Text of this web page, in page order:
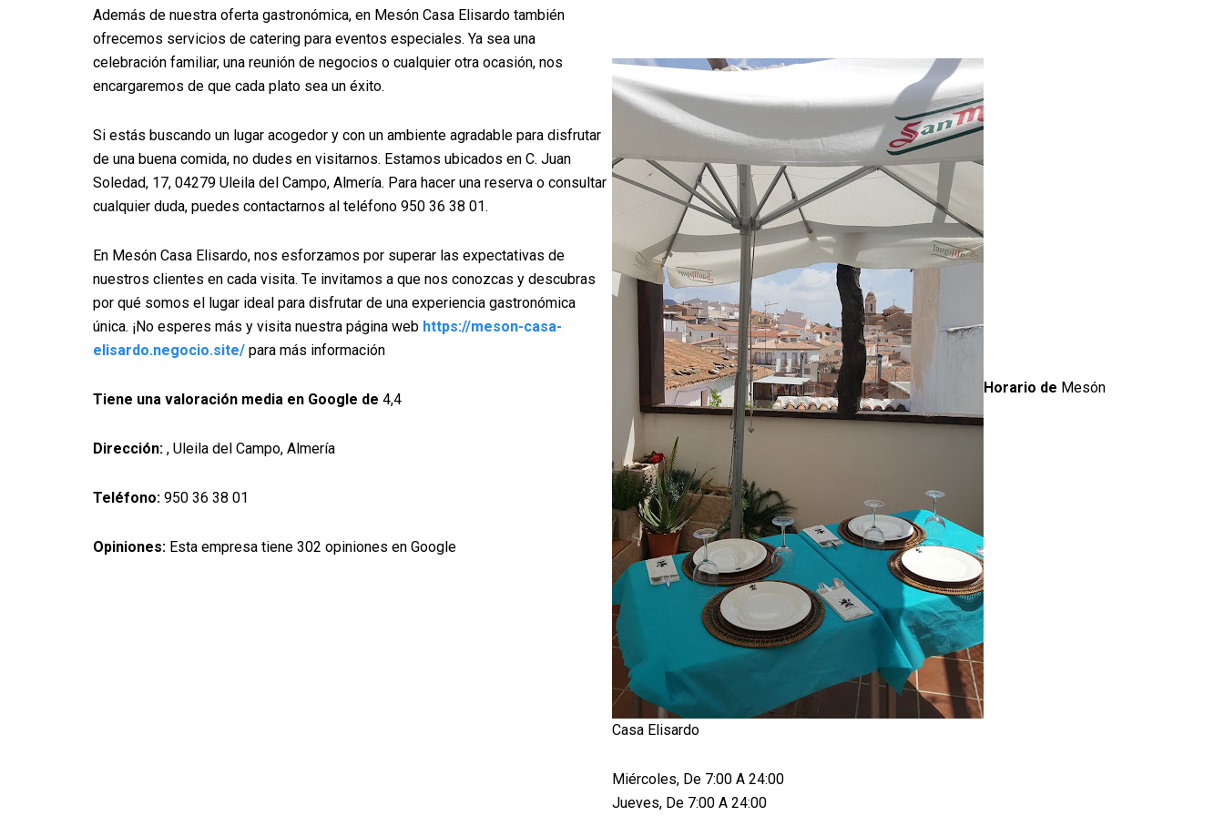
Además de nuestra oferta gastronómica, en Mesón Casa Elisardo también
ofrecemos servicios de catering para eventos especiales. Ya sea una
celebración familiar, una reunión de negocios o cualquier otra ocasión, nos
encargaremos de que cada plato sea un éxito.
Si estás buscando un lugar acogedor y con un ambiente agradable para disfrutar
de una buena comida, no dudes en visitarnos. Estamos ubicados en C. Juan
Soledad, 17, 04279 Uleila del Campo, Almería. Para hacer una reserva o consultar
cualquier duda, puedes contactarnos al teléfono 950 36 38 01.
En Mesón Casa Elisardo, nos esforzamos por superar las expectativas de
nuestros clientes en cada visita. Te invitamos a que nos conozcas y descubras
por qué somos el lugar ideal para disfrutar de una experiencia gastronómica
única. ¡No esperes más y visita nuestra página web https://meson-casa-
elisardo.negocio.site/ para más información
Tiene una valoración media en Google de 4,4
Dirección: , Uleila del Campo, Almería
Teléfono: 950 36 38 01
Opiniones: Esta empresa tiene 302 opiniones en Google
Horario de Mesón
Casa Elisardo
Miércoles, De 7:00 A 24:00
Jueves, De 7:00 A 24:00